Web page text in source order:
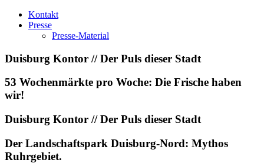
Kontakt
Presse
Presse-Material
Duisburg Kontor // Der Puls dieser Stadt
53 Wochenmärkte pro Woche: Die Frische haben
wir!
Duisburg Kontor // Der Puls dieser Stadt
Der Landschaftspark Duisburg-Nord: Mythos
Ruhrgebiet.